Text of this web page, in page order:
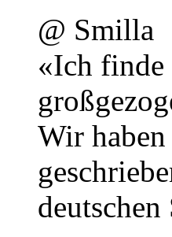
@ Smilla
«Ich finde
Wir